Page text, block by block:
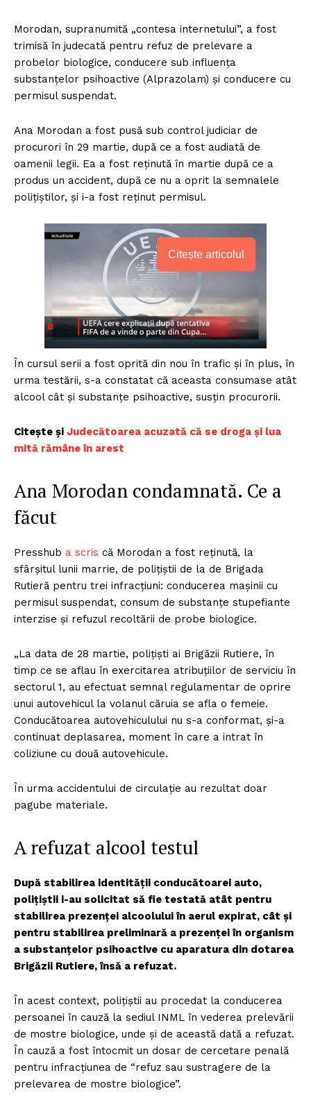
Morodan, supranumită „contesa internetului”, a fost
trimisă în judecată pentru refuz de prelevare a
probelor biologice, conducere sub influența
substanțelor psihoactive (Alprazolam) și conducere cu
permisul suspendat.
Ana Morodan a fost pusă sub control judiciar de
procurori în 29 martie, după ce a fost audiată de
oamenii legii. Ea a fost reținută în martie după ce a
produs un accident, după ce nu a oprit la semnalele
polițiștilor, și i-a fost reținut permisul.
Citește articolul
În cursul serii a fost oprită din nou în trafic și în plus, în
urma testării, s-a constatat că aceasta consumase atât
alcool cât și substanțe psihoactive, susțin procurorii.
Citește și Judecătoarea acuzată că se droga şi lua
mită rămâne în arest
Ana Morodan condamnată. Ce a
făcut
Presshub a scris că Morodan a fost reținută, la
sfârșitul lunii marrie, de polițiștii de la de Brigada
Rutieră pentru trei infracțiuni: conducerea mașinii cu
permisul suspendat, consum de substanțe stupefiante
interzise și refuzul recoltării de probe biologice.
„La data de 28 martie, polițiști ai Brigăzii Rutiere, în
timp ce se aflau în exercitarea atribuțiilor de serviciu în
sectorul 1, au efectuat semnal regulamentar de oprire
unui autovehicul la volanul căruia se afla o femeie.
Conducătoarea autovehiculului nu s-a conformat, și-a
continuat deplasarea, moment în care a intrat în
coliziune cu două autovehicule.
În urma accidentului de circulație au rezultat doar
pagube materiale.
A refuzat alcool testul
După stabilirea identității conducătoarei auto,
polițiștii i-au solicitat să fie testată atât pentru
stabilirea prezenței alcoolului în aerul expirat, cât și
pentru stabilirea preliminară a prezenței în organism
a substanțelor psihoactive cu aparatura din dotarea
Brigăzii Rutiere, însă a refuzat.
În acest context, polițiștii au procedat la conducerea
persoanei în cauză la sediul INML în vederea prelevării
de mostre biologice, unde și de această dată a refuzat.
În cauză a fost întocmit un dosar de cercetare penală
pentru infracțiunea de “refuz sau sustragere de la
prelevarea de mostre biologice”.